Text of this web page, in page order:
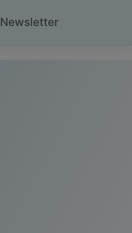
Newsletter